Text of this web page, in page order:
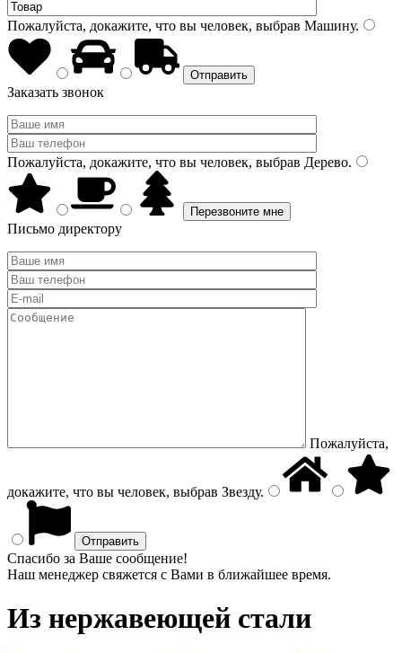
Пожалуйста, докажите, что вы человек, выбрав Машину.
Заказать звонок
Пожалуйста, докажите, что вы человек, выбрав Дерево.
Письмо директору
Пожалуйста,
докажите, что вы человек, выбрав Звезду.
Спасибо за Ваше сообщение!
Наш менеджер свяжется с Вами в ближайшее время.
Из нержавеющей стали